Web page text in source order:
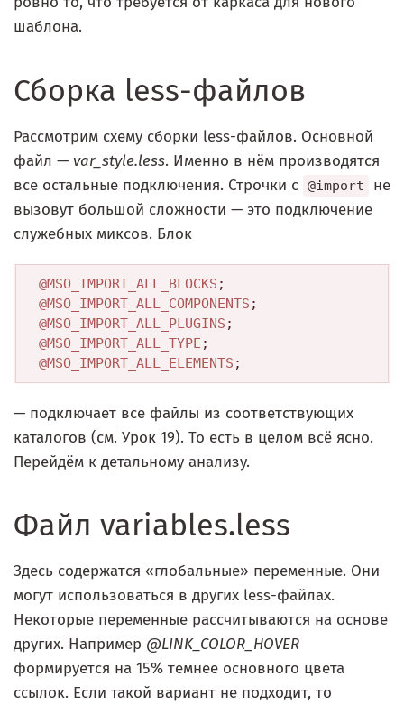
шаблона.
Сборка less-файлов
Рассмотрим схему сборки less-файлов. Основной
файл — var_style.less. Именно в нём производятся
все остальные подключения. Строчки с @import
не
вызовут большой сложности — это подключение
служебных миксов. Блок
@MSO_IMPORT_ALL_BLOCKS
@MSO_IMPORT_ALL_COMPONENTS
@MSO_IMPORT_ALL_PLUGINS
@MSO_IMPORT_ALL_TYPE
@MSO_IMPORT_ALL_ELEMENTS ;
— подключает все файлы из соответствующих
каталогов (см. Урок 19). То есть в целом всё ясно.
Перейдём к детальному анализу.
Файл variables.less
Здесь содержатся «глобальные» переменные. Они
могут использоваться в других less-файлах.
Некоторые переменные рассчитываются на основе
других. Например @LINK_COLOR_HOVER
формируется на 15% темнее основного цвета
ссылок. Если такой вариант не подходит, то